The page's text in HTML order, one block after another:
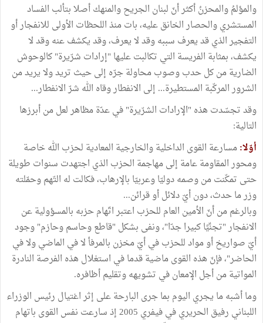
والمؤلمُ والمحزنُ أكثر أنّ لبنان الجريح والمنهك أصلا بتألب الفساد
المستشري والحصار الخانق عليه، بات منذ اللحظات الأولى للانفجار أو
التفجير الذي قد يعرف سببه وقد لا يعرف، وقد يكشف عنه وقد لا
يكشف، بمثابة الفريسة التي تكالبت عليها "إرادات شرّيرة" كالوحوش
الضارية من كل حدب وصوب محاولة جرّه إلى حيث تريد ولا يريد من
الشرور المركّبة المستطيرة... إلى الانفطار وقاه الله شرّ الانفطار...
وقد تجسّدت هذه "الإرادات الشرّيرة" في عدّة مظاهر لعل من أبرزها
التالية:
أوّلا:مسارعة القوى الداخلية والخارجية المعادية لحزب الله خاصة
ومحور المقاومة عامة إلى مهاجمة الحزب الذي اجتهدت سنوات طويلة
حتى تمكّنت من وصمه دوليّا وعربيّا بالإرهاب، فكالت له التّهم وحمّلته
وزر ما حدث، دون أيّ دلائل أو قرائن...
وبالرغم من أنّ الأمين العام للحزب اعتبر اتّهام حزبه بالمسؤولية عن
الانفجار "تجنِّيًا كبيرا جدّا"، ونفى بشكل "قاطع وحاسم وحازم" وجود
أيّ صواريخ أو مواد للحزب في أيّ مخزن بالمرفأ لا في الماضي ولا في
الحاضر"، فإنّ هذه القوى ماضية قدما في استغلال هذه الفرصة النادرة
المواتية من أجل الإمعان في تشويهه وتقليم أظافره.
وما أشبه ما يجري اليوم بما جرى البارحة على إثر اغتيال رئيس الوزراء
اللبناني رفيق الحريري في فيفري 2005 إذ سارعت نفس القوى باتهام